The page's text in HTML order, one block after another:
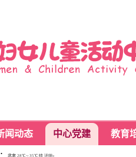
闻动态 中心党建 教育